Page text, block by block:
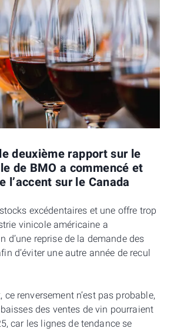
deuxième rapport sur le
de BMO a commencé et
l’accent sur le Canada
excédentaires et une offre trop
vinicole américaine a
d’une reprise de la demande des
d’éviter une autre année de recul
renversement n’est pas probable,
des ventes de vin pourraient
car les lignes de tendance se